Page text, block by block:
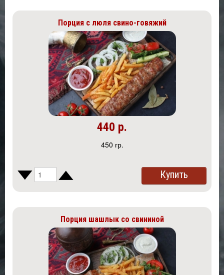
Порция с люля свино-говяжий
440 р.
450 гр.
Купить
Порция шашлык со свининой